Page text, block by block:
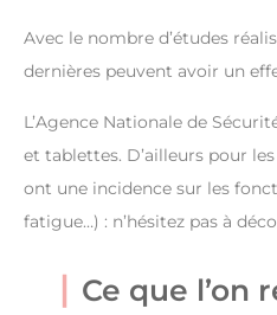
Avec le nombre d’études
dernières peuvent avoir un
L’Agence Nationale de
et tablettes. D’ailleurs pour
ont une incidence sur les
fatigue…) : n’hésitez pas à
Ce que l’on